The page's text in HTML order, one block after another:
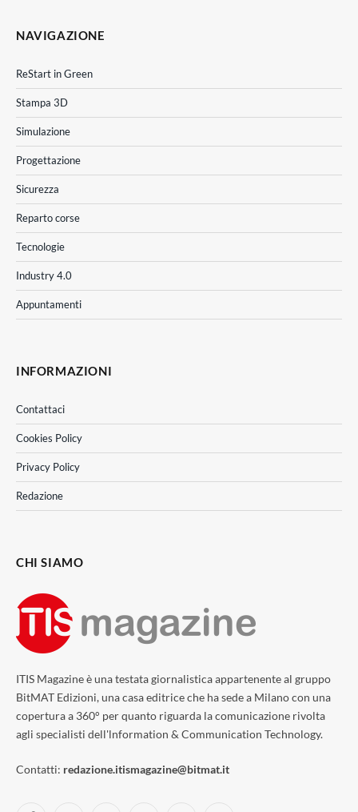
NAVIGAZIONE
ReStart in Green
Stampa 3D
Simulazione
Progettazione
Sicurezza
Reparto corse
Tecnologie
Industry 4.0
Appuntamenti
INFORMAZIONI
Contattaci
Cookies Policy
Privacy Policy
Redazione
CHI SIAMO
ITIS Magazine è una testata giornalistica appartenente al gruppo
BitMAT Edizioni, una casa editrice che ha sede a Milano con una
copertura a 360° per quanto riguarda la comunicazione rivolta
agli specialisti dell'lnformation & Communication Technology.
Contatti: redazione.itismagazine@bitmat.it